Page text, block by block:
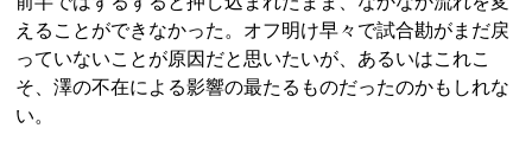
えることができなかった。オフ明け早々で試合勘がまだ戻
っていないことが原因だと思いたいが、あるいはこれこ
そ、澤の不在による影響の最たるものだったのかもしれな
い。